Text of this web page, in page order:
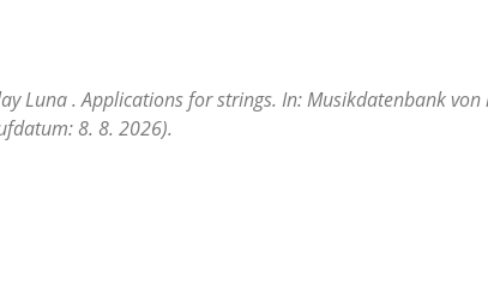
Luna . Applications for strings. In: Musikdatenbank
8. 8. 2026).